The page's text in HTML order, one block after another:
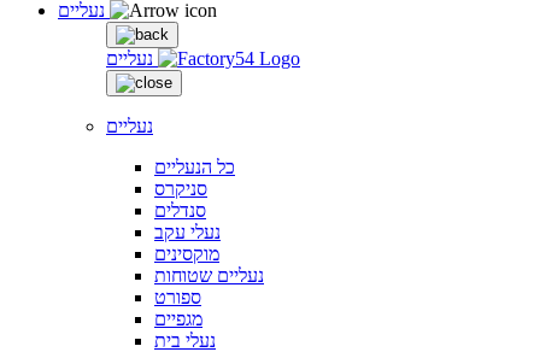
נעליים
נעליים
כל הנעליים
סניקרס
סנדלים
נעלי עקב
מוקסינים
נעליים שטוחות
ספורט
מגפיים
נעלי בית